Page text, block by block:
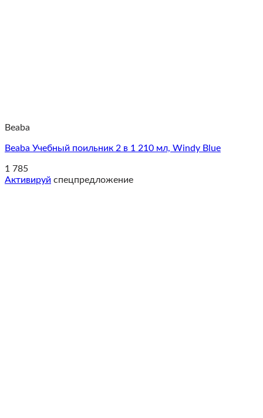
Beaba
Beaba Учебный поильник 2 в 1 210 мл, Windy Blue
1 785
Активируй спецпредложение